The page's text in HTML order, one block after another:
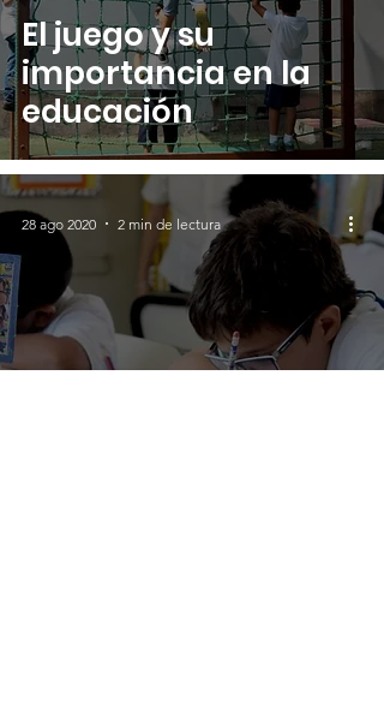
El juego y su
importancia en la
educación
28 ago 2020 2 min de lectura